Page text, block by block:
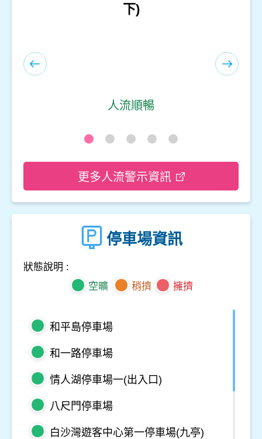
更多人流警示資訊
停車場資訊
狀態說明 :
空曠
稍擠 擁擠
和平島停車場
和一路停車場
情人湖停車場一(出入口)
八尺門停車場
白沙灣遊客中心第一停車場(九亭)